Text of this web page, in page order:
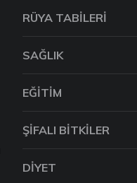
RÜYA TABILERI
SAĞLIK
EĞITIM
ŞIFALI BITKILER
DIYET